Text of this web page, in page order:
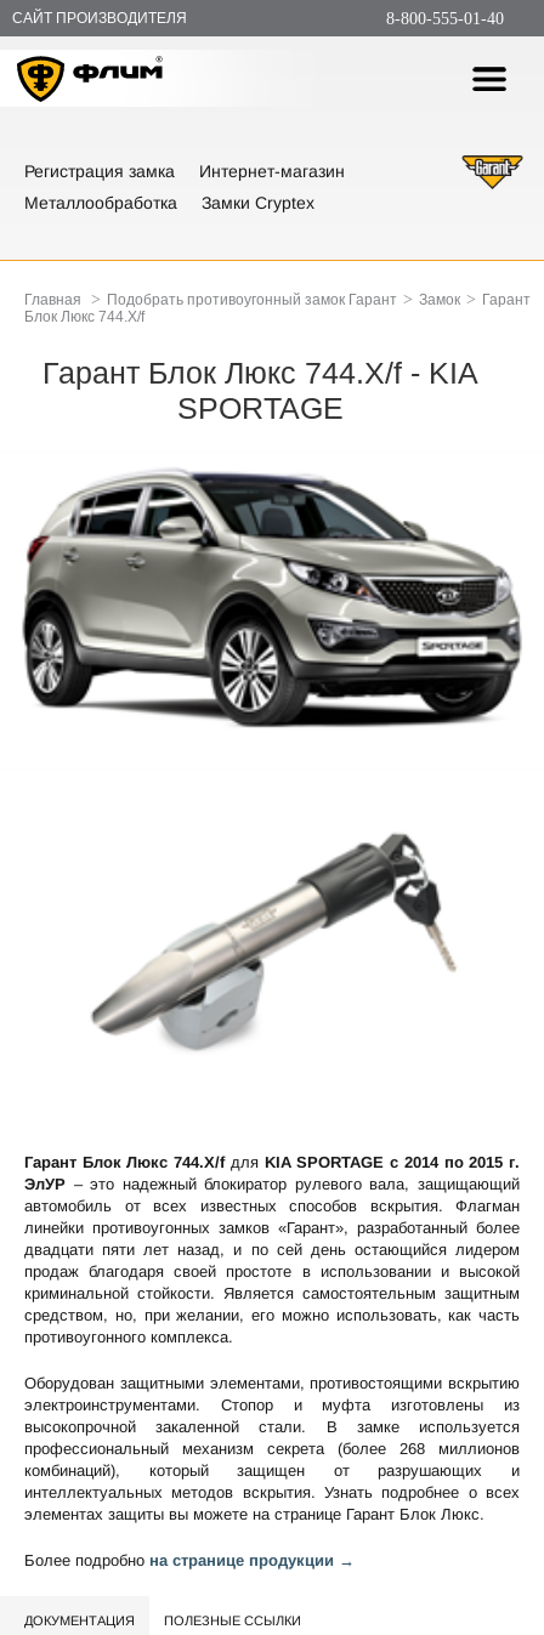
САЙТ ПРОИЗВОДИТЕЛЯ 8-800-555-01-40
Регистрация замка
Интернет-магазин
Металлообработка
Замки Cryptex
Главная > Подобрать противоугонный замок Гарант > Замок > Гарант
Блок Люкс 744.X/f
Гарант Блок Люкс 744.X/f - KIA
SPORTAGE
Гарант Блок Люкс 744.X/fдля KIA SPORTAGE c 2014 по 2015 г.
ЭлУР – это надежный блокиратор рулевого вала, защищающий
автомобиль от всех известных способов вскрытия. Флагман
линейки противоугонных замков «Гарант», разработанный более
двадцати пяти лет назад, и по сей день остающийся лидером
продаж благодаря своей простоте в использовании и высокой
криминальной стойкости. Является самостоятельным защитным
средством, но, при желании, его можно использовать, как часть
противоугонного комплекса.
Оборудован защитными элементами, противостоящими вскрытию
электроинструментами. Стопор и муфта изготовлены из
высокопрочной закаленной стали. В замке используется
профессиональный механизм секрета (более 268 миллионов
комбинаций), который защищен от разрушающих и
интеллектуальных методов вскрытия. Узнать подробнее о всех
элементах защиты вы можете на странице Гарант Блок Люкс.
Более подробно на странице продукции →
ДОКУМЕНТАЦИЯ ПОЛЕЗНЫЕ ССЫЛКИ